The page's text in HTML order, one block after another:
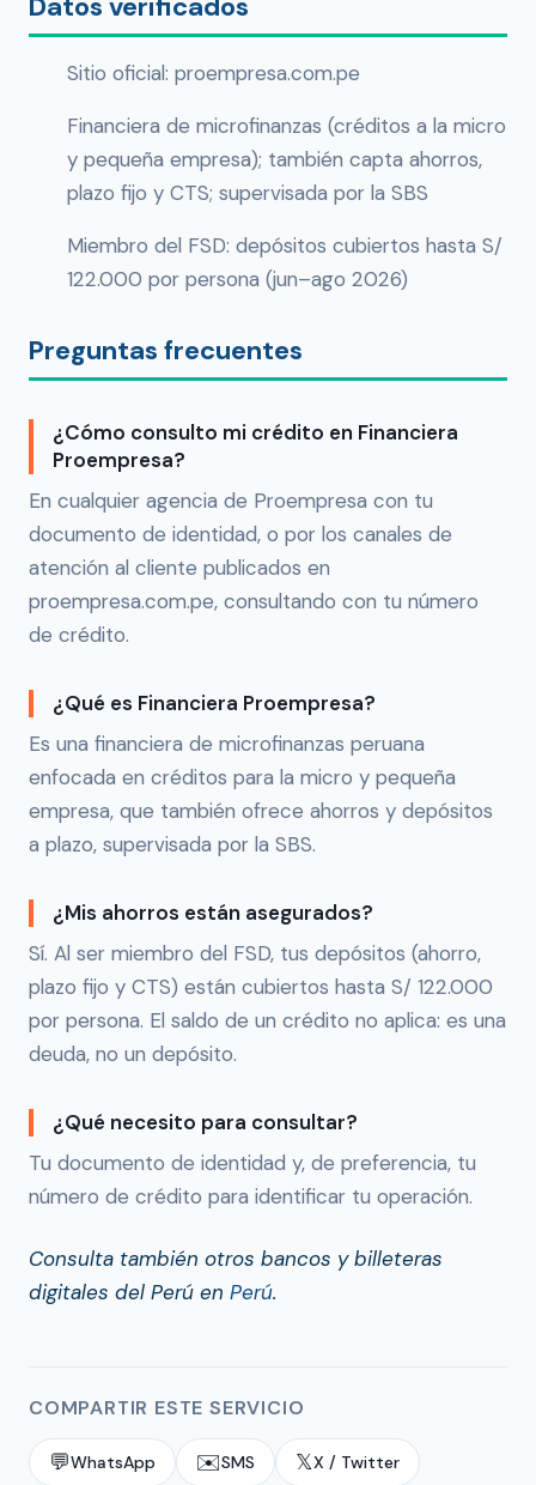
Datos verificados
Sitio oficial: proempresa.com.pe
Financiera de microfinanzas (créditos a la micro
y pequeña empresa); también capta ahorros,
plazo fijo y CTS; supervisada por la SBS
Miembro del FSD: depósitos cubiertos hasta S/
122.000 por persona (jun–ago 2026)
Preguntas frecuentes
¿Cómo consulto mi crédito en Financiera
Proempresa?
En cualquier agencia de Proempresa con tu
documento de identidad, o por los canales de
atención al cliente publicados en
proempresa.com.pe, consultando con tu número
de crédito.
¿Qué es Financiera Proempresa?
Es una financiera de microfinanzas peruana
enfocada en créditos para la micro y pequeña
empresa, que también ofrece ahorros y depósitos
a plazo, supervisada por la SBS.
¿Mis ahorros están asegurados?
Sí. Al ser miembro del FSD, tus depósitos (ahorro,
plazo fijo y CTS) están cubiertos hasta S/ 122.000
por persona. El saldo de un crédito no aplica: es una
deuda, no un depósito.
¿Qué necesito para consultar?
Tu documento de identidad y, de preferencia, tu
número de crédito para identificar tu operación.
Consulta también otros bancos y billeteras
digitales del Perú en Perú.
COMPARTIR ESTE SERVICIO
💬WhatsApp ✉️SMS 𝕏X / Twitter